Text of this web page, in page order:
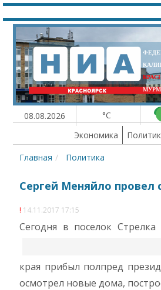
08.08.2026 °C
Экономика
Главная
Политика
Сергей Меняйло провел
14.11.2017 17:15
Сегодня в поселок Стрелка
края прибыл полпред
осмотрел новые дома,